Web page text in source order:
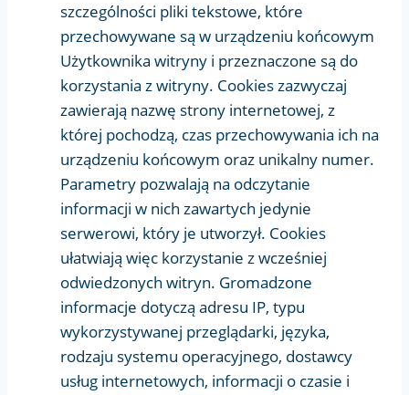
szczególności pliki tekstowe, które
przechowywane są w urządzeniu końcowym
Użytkownika witryny i przeznaczone są do
korzystania z witryny. Cookies zazwyczaj
zawierają nazwę strony internetowej, z
której pochodzą, czas przechowywania ich na
urządzeniu końcowym oraz unikalny numer.
Parametry pozwalają na odczytanie
informacji w nich zawartych jedynie
serwerowi, który je utworzył. Cookies
ułatwiają więc korzystanie z wcześniej
odwiedzonych witryn. Gromadzone
informacje dotyczą adresu IP, typu
wykorzystywanej przeglądarki, języka,
rodzaju systemu operacyjnego, dostawcy
usług internetowych, informacji o czasie i